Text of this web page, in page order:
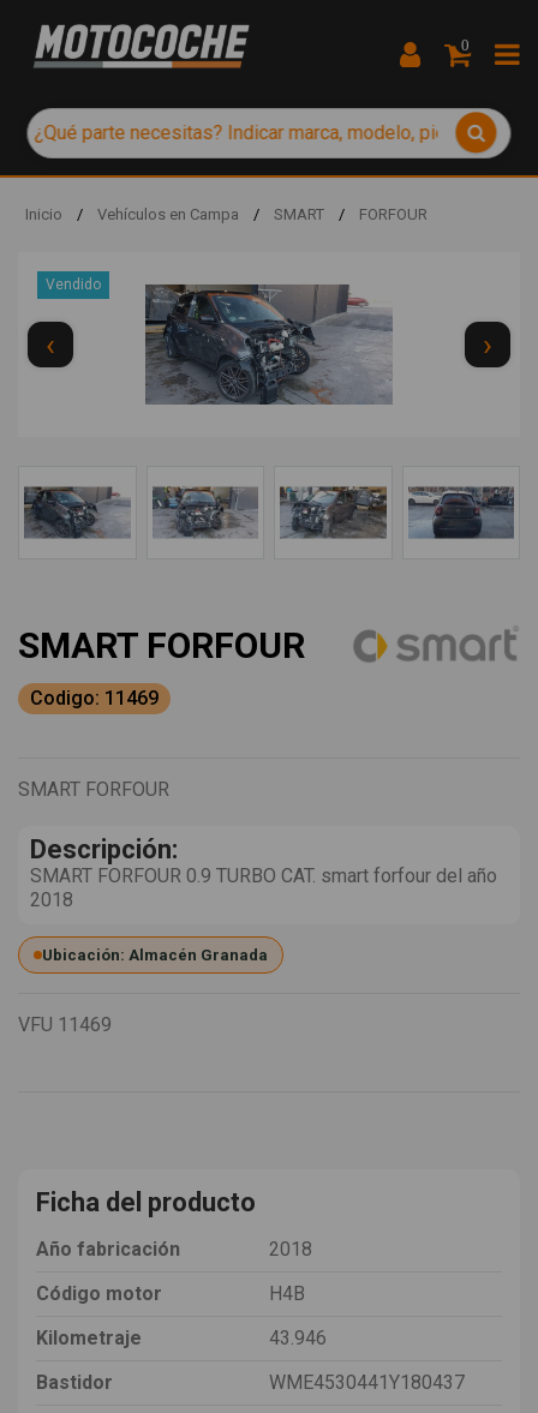
0
Inicio / Vehículos en Campa / SMART / FORFOUR
Vendido
‹ ›
SMART FORFOUR
Codigo: 11469
SMART FORFOUR
Descripción:
SMART FORFOUR 0.9 TURBO CAT. smart forfour del año
2018
Ubicación: Almacén Granada
VFU 11469
Ficha del producto
Año fabricación
2018
Código motor
H4B
Kilometraje
43.946
Bastidor
WME4530441Y180437